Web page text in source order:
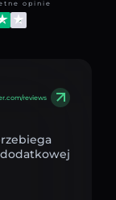
opinie
reviews